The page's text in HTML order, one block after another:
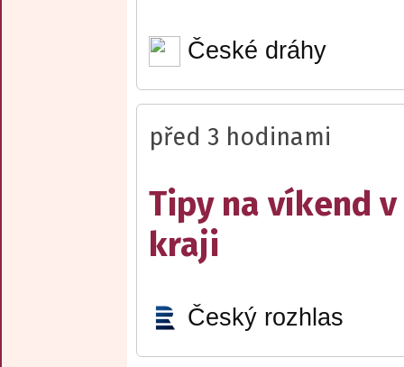
České dráhy
před 3 hodinami
Tipy na víkend
kraji
Český rozhlas